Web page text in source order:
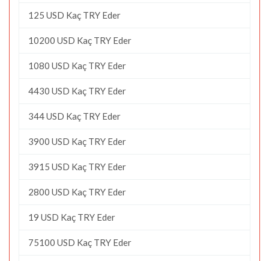
125 USD Kaç TRY Eder
10200 USD Kaç TRY Eder
1080 USD Kaç TRY Eder
4430 USD Kaç TRY Eder
344 USD Kaç TRY Eder
3900 USD Kaç TRY Eder
3915 USD Kaç TRY Eder
2800 USD Kaç TRY Eder
19 USD Kaç TRY Eder
75100 USD Kaç TRY Eder